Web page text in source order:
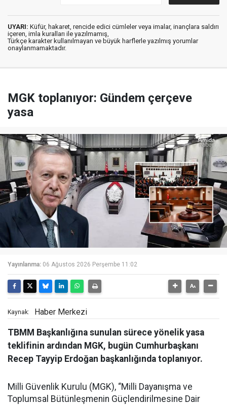
UYARI: Küfür, hakaret, rencide edici cümleler veya imalar, inançlara saldırı
içeren, imla kuralları ile yazılmamış,
Türkçe karakter kullanılmayan ve büyük harflerle yazılmış yorumlar
onaylanmamaktadır.
MGK toplanıyor: Gündem çerçeve
yasa
Yayınlanma: 06 Ağustos 2026 Perşembe 11:02
Kaynak: Haber Merkezi
TBMM Başkanlığına sunulan sürece yönelik yasa
teklifinin ardından MGK, bugün Cumhurbaşkanı
Recep Tayyip Erdoğan başkanlığında toplanıyor.
Milli Güvenlik Kurulu (MGK), “Milli Dayanışma ve
Toplumsal Bütünleşmenin Güçlendirilmesine Dair